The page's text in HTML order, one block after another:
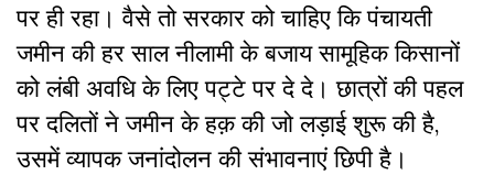
पर ही रहा। वैसे तो सरकार को चाहिए कि पंचायती
जमीन की हर साल नीलामी के बजाय सामूहिक किसानों
को लंबी अवधि के लिए पट्टे पर दे दे। छात्रों की पहल
पर दलितों ने जमीन के हक़ की जो लड़ाई शुरू की है,
उसमें व्यापक जनांदोलन की संभावनाएं छिपी है।